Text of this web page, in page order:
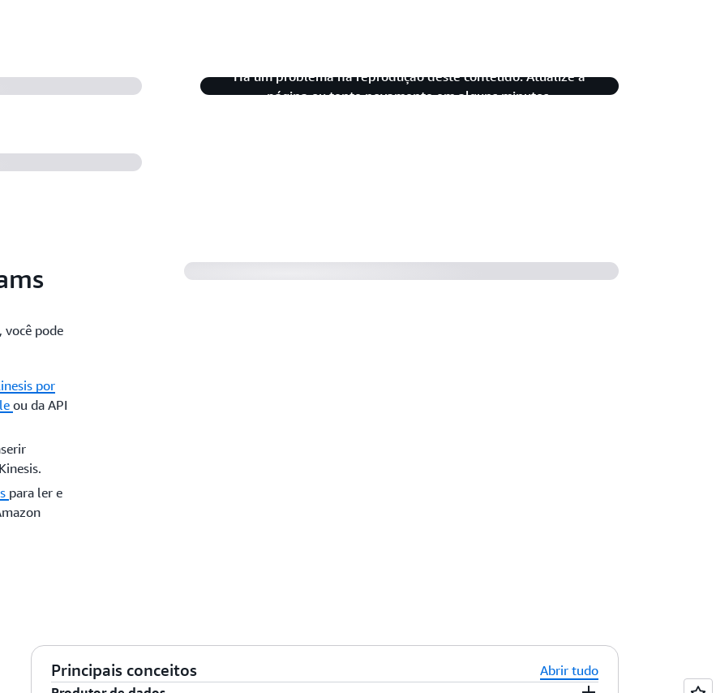
Há um problema na reprodução deste conteúdo. Atualize a
página ou tente novamente em alguns minutos.
Data Streams
você pode
por
ou da API
para ler e
Principais conceitos
Abrir tudo